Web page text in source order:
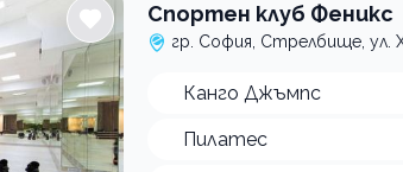
Спортен клуб Феникс
гр. София, Стрелбище, ул.
Канго Джъмпс
Пилатес